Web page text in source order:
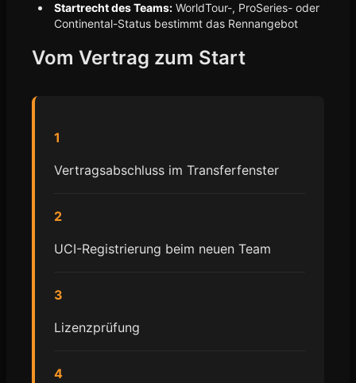
Startrecht des Teams: WorldTour-, ProSeries- oder
Continental-Status bestimmt das Rennangebot
Vom Vertrag zum Start
1
Vertragsabschluss im Transferfenster
2
UCI-Registrierung beim neuen Team
3
Lizenzprüfung
4